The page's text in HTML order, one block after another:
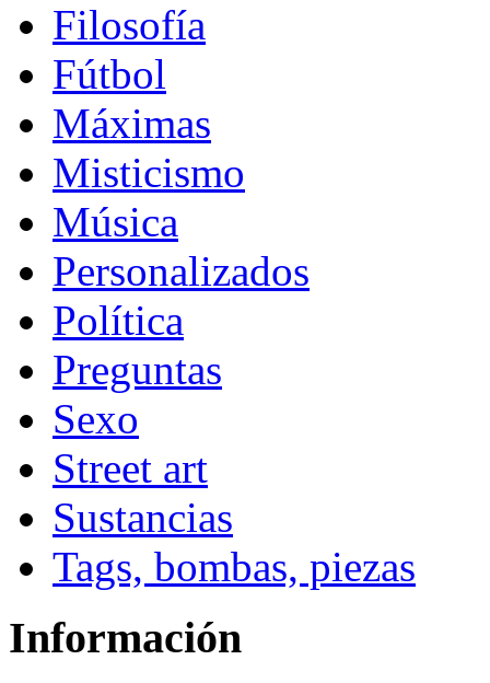
Filosofía
Fútbol
Máximas
Misticismo
Música
Personalizados
Política
Preguntas
Sexo
Street art
Sustancias
Tags, bombas, piezas
Información